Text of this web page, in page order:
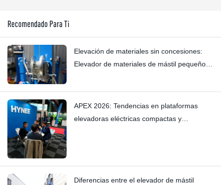
Recomendado Para Ti
Elevación de materiales sin concesiones:
Elevador de materiales de mástil pequeño
artesanal.
APEX 2026: Tendencias en plataformas
elevadoras eléctricas compactas y
Diferencias entre el elevador de mástil